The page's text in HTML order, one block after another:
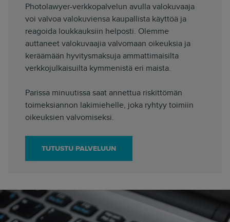
Photolawyer-verkkopalvelun avulla valokuvaaja
voi valvoa valokuviensa kaupallista käyttöä ja
reagoida loukkauksiin helposti. Olemme
auttaneet valokuvaajia valvomaan oikeuksia ja
keräämään hyvitysmaksuja ammattimaisilta
verkkojulkaisuilta kymmenistä eri maista.
Parissa minuutissa saat annettua riskittömän
toimeksiannon lakimiehelle, joka ryhtyy toimiin
oikeuksien valvomiseksi.
TUTUSTU PALVELUUN